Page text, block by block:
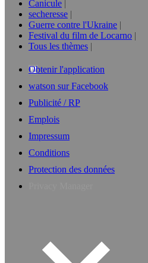
Canicule
secheresse
Guerre contre l'Ukraine
Festival du film de Locarno
Tous les thèmes
Obtenir l'application
watson sur Facebook
Publicité / RP
Emplois
Impressum
Conditions
Protection des données